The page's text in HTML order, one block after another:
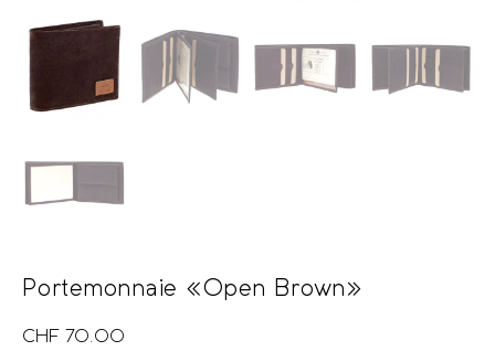
Portemonnaie «Open Brown»
CHF 70.00